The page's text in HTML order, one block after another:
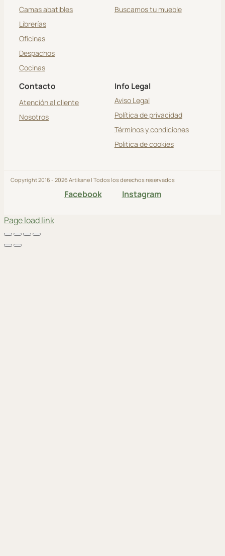
Camas abatibles
Librerías
Oficinas
Despachos
Cocinas
Buscamos tu mueble
Contacto
Atención al cliente
Nosotros
Info Legal
Aviso Legal
Política de privacidad
Términos y condiciones
Politica de cookies
Copyright 2016 - 2026 Artikane | Todos los derechos reservados
Facebook Instagram
Page load link